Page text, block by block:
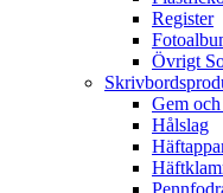
Register
Övrigt
Gem
Hålslag